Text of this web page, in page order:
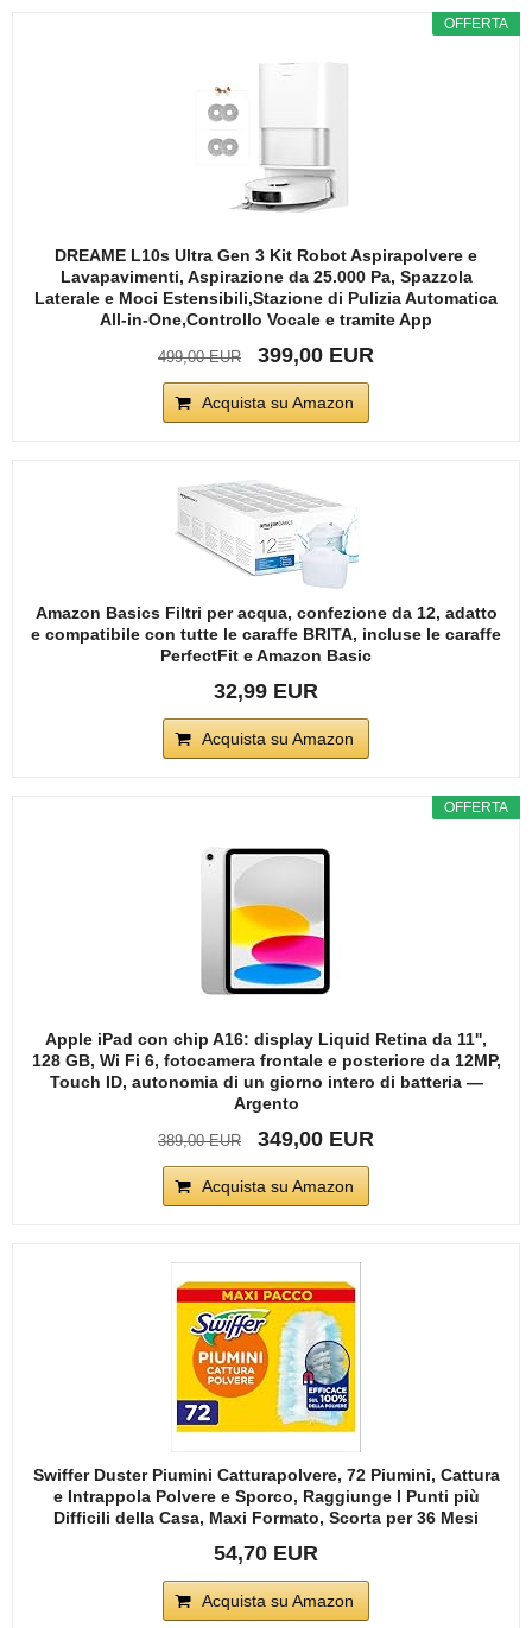
OFFERTA
DREAME L10s Ultra Gen 3 Kit Robot Aspirapolvere e
Lavapavimenti, Aspirazione da 25.000 Pa, Spazzola
Laterale e Moci Estensibili,Stazione di Pulizia Automatica
All-in-One,Controllo Vocale e tramite App
499,00 EUR 399,00 EUR
Acquista su Amazon
Amazon Basics Filtri per acqua, confezione da 12, adatto
e compatibile con tutte le caraffe BRITA, incluse le caraffe
PerfectFit e Amazon Basic
32,99 EUR
Acquista su Amazon
OFFERTA
Apple iPad con chip A16: display Liquid Retina da 11'',
128 GB, Wi Fi 6, fotocamera frontale e posteriore da 12MP,
Touch ID, autonomia di un giorno intero di batteria —
Argento
389,00 EUR 349,00 EUR
Acquista su Amazon
Swiffer Duster Piumini Catturapolvere, 72 Piumini, Cattura
e Intrappola Polvere e Sporco, Raggiunge I Punti più
Difficili della Casa, Maxi Formato, Scorta per 36 Mesi
54,70 EUR
Acquista su Amazon